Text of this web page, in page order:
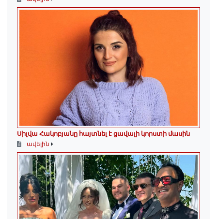
Սիլվա Հակոբյանը հայտնել է ցավալի կորստի մասին
ավելին